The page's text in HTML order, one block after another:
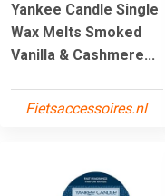
Yankee Candle Single
Wax Melts Smoked
Vanilla & Cashmere...
Fietsaccessoires.nl